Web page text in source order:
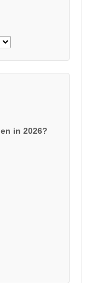
in 2026?